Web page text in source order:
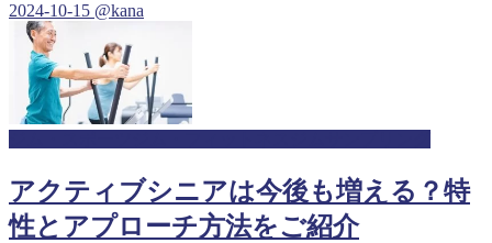
2024-10-15 @kana
アクティブシニアは今後も増える？特
性とアプローチ方法をご紹介